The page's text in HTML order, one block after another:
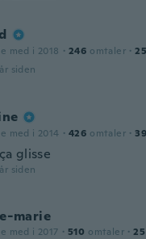
med i 2018 · 246 omtaler · 25
siden
med i 2014 · 426 omtaler ·
glisse
siden
marie
med i 2017 · 510 omtaler · 25